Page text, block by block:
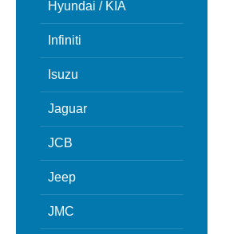
Hyundai / KIA
Infiniti
Isuzu
Jaguar
JCB
Jeep
JMC